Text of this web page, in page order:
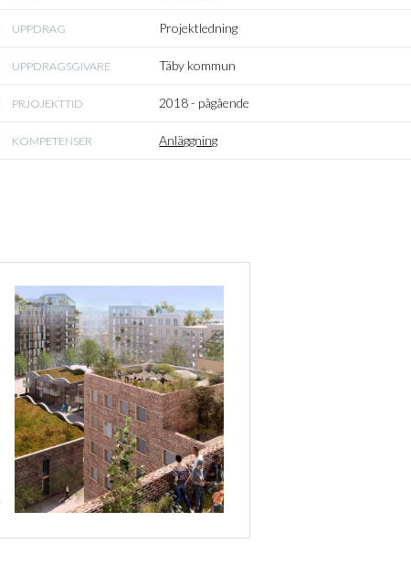
UPPDRAG Projektledning
UPPDRAGSGIVARE Täby kommun
PRJOJEKTTID 2018 - pågående
KOMPETENSER Anläggning